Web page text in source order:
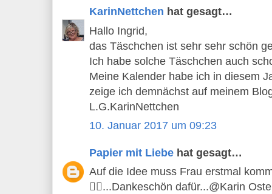
KarinNettchen hat gesagt…
Hallo Ingrid,
das Täschchen ist sehr sehr schön
Ich habe solche Täschchen auch
Meine Kalender habe ich in diesem
zeige ich demnächst auf meinem
L.G.KarinNettchen
10. Januar 2017 um 09:23
Papier mit Liebe hat gesagt…
Auf die Idee muss Frau erstmal
👍🏻...Dankeschön dafür...@Karin